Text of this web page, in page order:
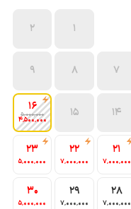
1
2
7
8
9
14
15
16
5٬000٬000
4٬500٬000
21
7٬000٬000
22
7٬000٬000
23
5٬000٬000
28
7٬000٬000
29
7٬000٬000
30
5٬000٬000